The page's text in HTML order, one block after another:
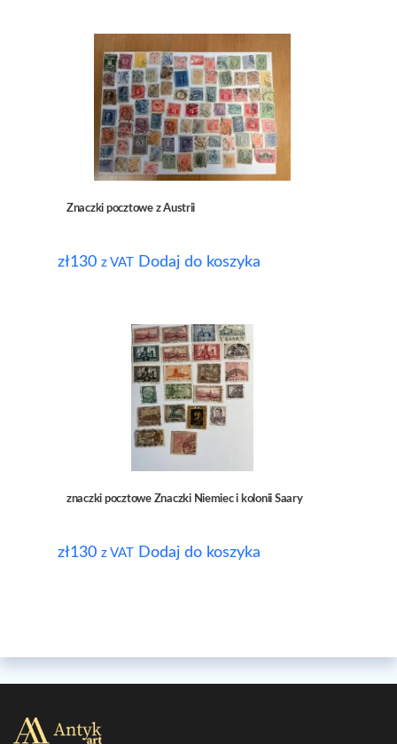
Znaczki pocztowe z Austrii
zł130 z VAT Dodaj do koszyka
znaczki pocztowe Znaczki Niemiec i kolonii Saary
zł130 z VAT Dodaj do koszyka